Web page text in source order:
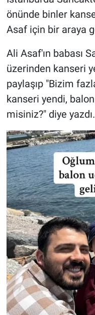
önünde binler
Asaf için bir araya
Ali Asaf'ın babası
üzerinden kanseri
paylaşıp "Bizim
kanseri yendi,
misiniz?" diye yazdı.
Gündem Özel
Günün
Haber
İlan
Koronavirüs
Kültür Sanat
Ne demişti
Nedir
Popüler
Programlar
Sağlık